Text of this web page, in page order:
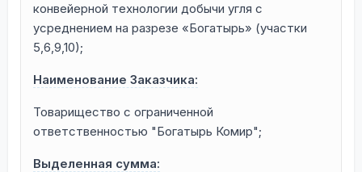
конвейерной технологии добычи угля с
усреднением на разрезе «Богатырь» (участки
5,6,9,10);
Наименование Заказчика:
Товарищество с ограниченной
ответственностью "Богатырь Комир";
Выделенная сумма: